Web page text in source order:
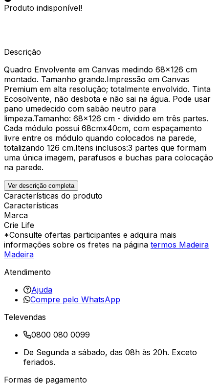
Produto indisponível!
Descrição
Quadro Envolvente em Canvas medindo 68x126 cm
montado. Tamanho grande.Impressão em Canvas
Premium em alta resolução; totalmente envolvido. Tinta
Ecosolvente, não desbota e não sai na água. Pode usar
pano umedecido com sabão neutro para
limpeza.Tamanho: 68x126 cm - dividido em três partes.
Cada módulo possui 68cmx40cm, com espaçamento
livre entre os módulo quando colocados na parede,
totalizando 126 cm.Itens inclusos:3 partes que formam
uma única imagem, parafusos e buchas para colocação
na parede.
Ver descrição completa
Características do produto
Características
Marca
Crie Life
*Consulte ofertas participantes e adquira mais
informações sobre os fretes na página termos Madeira
Madeira
Atendimento
Ajuda
Compre pelo WhatsApp
Televendas
0800 080 0099
De Segunda a sábado, das 08h às 20h. Exceto
feriados.
Formas de pagamento